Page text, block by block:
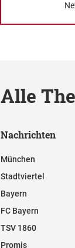
Alle
Nachrichten
München
Stadtviertel
Bayern
FC Bayern
TSV 1860
Promis